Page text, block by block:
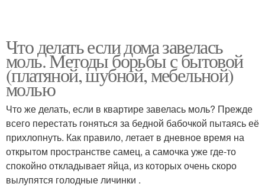
Что делать если дома завелась
моль. Методы борьбы с бытовой
(платяной, шубной, мебельной)
молью
Что же делать, если в квартире завелась моль? Прежде
всего перестать гоняться за бедной бабочкой пытаясь её
прихлопнуть. Как правило, летает в дневное время на
открытом пространстве самец, а самочка уже где-то
спокойно откладывает яйца, из которых очень скоро
вылупятся голодные личинки .